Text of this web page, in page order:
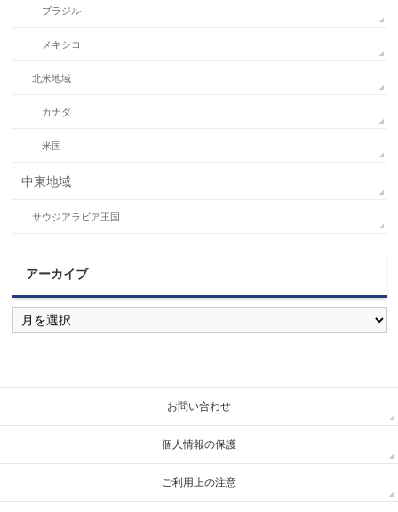
ブラジル
メキシコ
北米地域
カナダ
米国
中東地域
サウジアラビア王国
アーカイブ
ア
ー
カ
お問い合わせ
個人情報の保護
ご利用上の注意